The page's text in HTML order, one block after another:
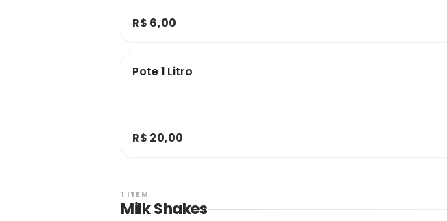
R$ 6,00
Pote 1 Litro
R$ 20,00
1 ITEM
Milk Shakes